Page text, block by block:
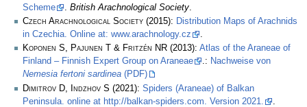
Scheme
. British Arachnological Society.
Czech Arachnological Society (2015): Distribution Maps of Arachnids
in Czechia. Online at: www.arachnology.cz
.
Koponen S, Pajunen T & Fritzén NR (2013): Atlas of the Araneae of
Finland – Finnish Expert Group on Araneae
.: Nachweise von
Nemesia fertoni sardinea (PDF)
Dimitrov D, Indzhov S (2021): Spiders (Araneae) of Balkan
Peninsula. online at http://balkan-spiders.com. Version 2021.